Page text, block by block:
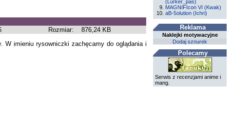
Rozmiar:
876,24 KB
W imieniu rysowniczki zachęcamy do oglądania i
(Lurker_pas)
MAGNIFIcon VI (Kwak)
aB-5olution (Ichri)
Reklama
Naklejki motywacyjne
Dodaj sznurek
Polecamy
Serwis z recenzjami anime i
mang.